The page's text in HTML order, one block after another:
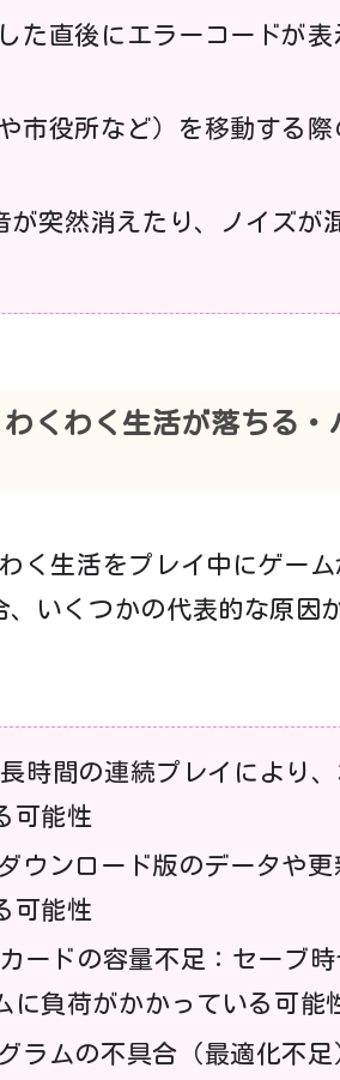
た直後にエラーコードが表
市役所など）を移動する
が突然消えたり、ノイズが
くわく生活が落ちる
く生活をプレイ中にゲー
、いくつかの代表的な原因
時間の連続プレイにより
可能性
ウンロード版のデータや更
可能性
ードの容量不足：セーブ
に負荷がかかっている可能
ラムの不具合（最適化不